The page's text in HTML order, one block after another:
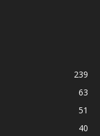
239
63
51
40